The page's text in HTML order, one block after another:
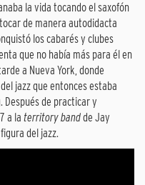
la vida tocando el saxofón
de manera autodidacta
los cabarés y clubes
que no había más para él en
a Nueva York, donde
jazz que entonces estaba
Después de practicar y
a la territory bandde Jay
del jazz.